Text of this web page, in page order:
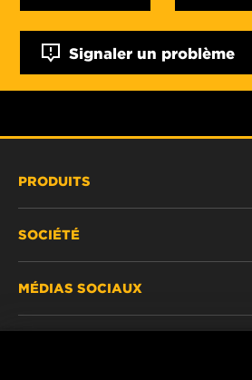
Signaler un problème
PRODUITS
PRODUITS ABANDONNÉS /
SOCIÉTÉ
MÉDIAS SOCIAUX